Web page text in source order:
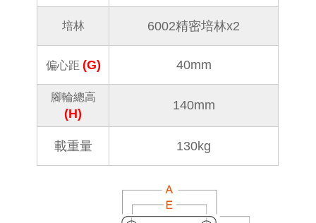
培林 6002精密培林x2
偏心距 (G) 40mm
腳輪總高
(H)
140mm
載重量 130kg